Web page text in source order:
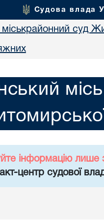
Судова влада
суд
інформацію лише
центр судової